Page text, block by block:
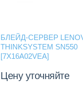
БЛЕЙД-СЕРВЕР
THINKSYSTEM SN550
[7X16A02VEA]
Цену уточняйте